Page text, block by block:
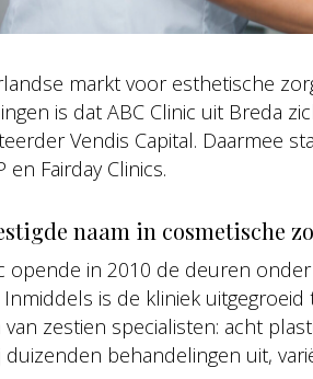
markt voor esthetische
is dat ABC Clinic uit Breda
Vendis Capital. Daarmee
en Fairday Clinics.
naam in cosmetische
opende in 2010 de deuren
Inmiddels is de kliniek
zestien specialisten: acht
duizenden behandelingen uit,